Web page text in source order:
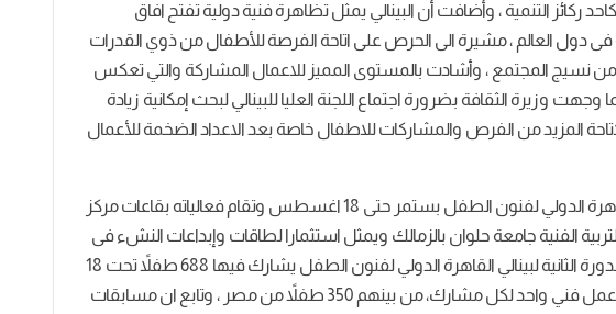
ركائز التنمية ، وأضافت أن البينالي يمثل تظاهرة فنية دولية تفتح افاق
دول العالم ، مشيرة الى الحرص على اتاحة الفرصة للأطفال من ذوي القدرات
من نسيج المجتمع ، وأشادت بالمستوى المميز للاعمال المشاركة والتي تعكس
وزيرة الثقافة بضرورة اجتماع اللجنة العليا للبينالي لبحث إمكانية زيادة
المزيد من الفرص والمشاركات للاطفال خاصة بعد الاعداد الضخمة للأعمال
وقال الدكتور خالد سرور أن بينالي القاهرة الدولي لفنون الطفل بستمر حتى 18 اغسطس وتقام فعالياته بقاعات مركز
الفنية جامعة حلوان بالزمالك ويمثل استثمارا لطاقات وإبداعات النشء فى
مجال الفنون التشكيلية ، واضاف أن الدورة الثانية لبينالي القاهرة الدولي لفنون الطفل يشارك فيها 688 طفلاً تحت 18
عاماً وذوي الهمم من 25 دولة بواقع عمل فني واحد لكل مشارك، من بينهم 350 طفلاً من مصر ، وتابع ان مسابقات